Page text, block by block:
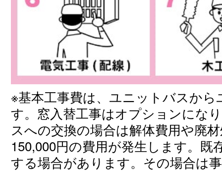
※基本工事費は、ユニットバスか
す。窓入替工事はオプションにな
スへの交換の場合は解体費用や廃
150,000円の費用が発生します。
する場合があります。その場合は